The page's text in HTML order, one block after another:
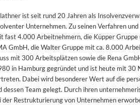
ist seit rund 20 Jahren als
Unternehmen. Zu seinen Verfahren
fast 4.000 Arbeitnehmern, die Küpper
GmbH, die Walter Gruppe mit ca. 8.000
mit 300 Arbeitsplätzen sowie die Rena
in Hamburg gegründet und ist heute mit 30
Dabei wird besonderer Wert auf die
dessen Team gelegt. Durch ihren
der Restrukturierung von Unternehmen